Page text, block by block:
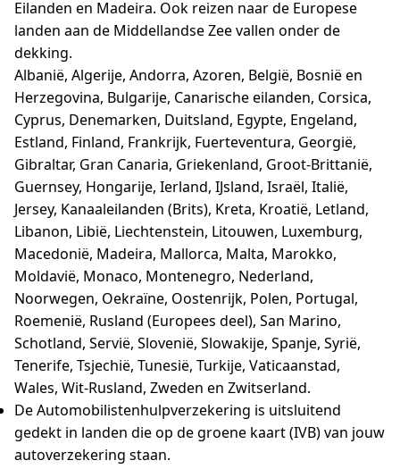
Eilanden en Madeira. Ook reizen naar de Europese
landen aan de Middellandse Zee vallen onder de
dekking.
Albanië, Algerije, Andorra, Azoren, België, Bosnië en
Herzegovina, Bulgarije, Canarische eilanden, Corsica,
Cyprus, Denemarken, Duitsland, Egypte, Engeland,
Estland, Finland, Frankrijk, Fuerteventura, Georgië,
Gibraltar, Gran Canaria, Griekenland, Groot-Brittanië,
Guernsey, Hongarije, Ierland, IJsland, Israël, Italië,
Jersey, Kanaaleilanden (Brits), Kreta, Kroatië, Letland,
Libanon, Libië, Liechtenstein, Litouwen, Luxemburg,
Macedonië, Madeira, Mallorca, Malta, Marokko,
Moldavië, Monaco, Montenegro, Nederland,
Noorwegen, Oekraïne, Oostenrijk, Polen, Portugal,
Roemenië, Rusland (Europees deel), San Marino,
Schotland, Servië, Slovenië, Slowakije, Spanje, Syrië,
Tenerife, Tsjechië, Tunesië, Turkije, Vaticaanstad,
Wales, Wit-Rusland, Zweden en Zwitserland.
De Automobilistenhulpverzekering is uitsluitend
gedekt in landen die op de groene kaart (IVB) van jouw
autoverzekering staan.